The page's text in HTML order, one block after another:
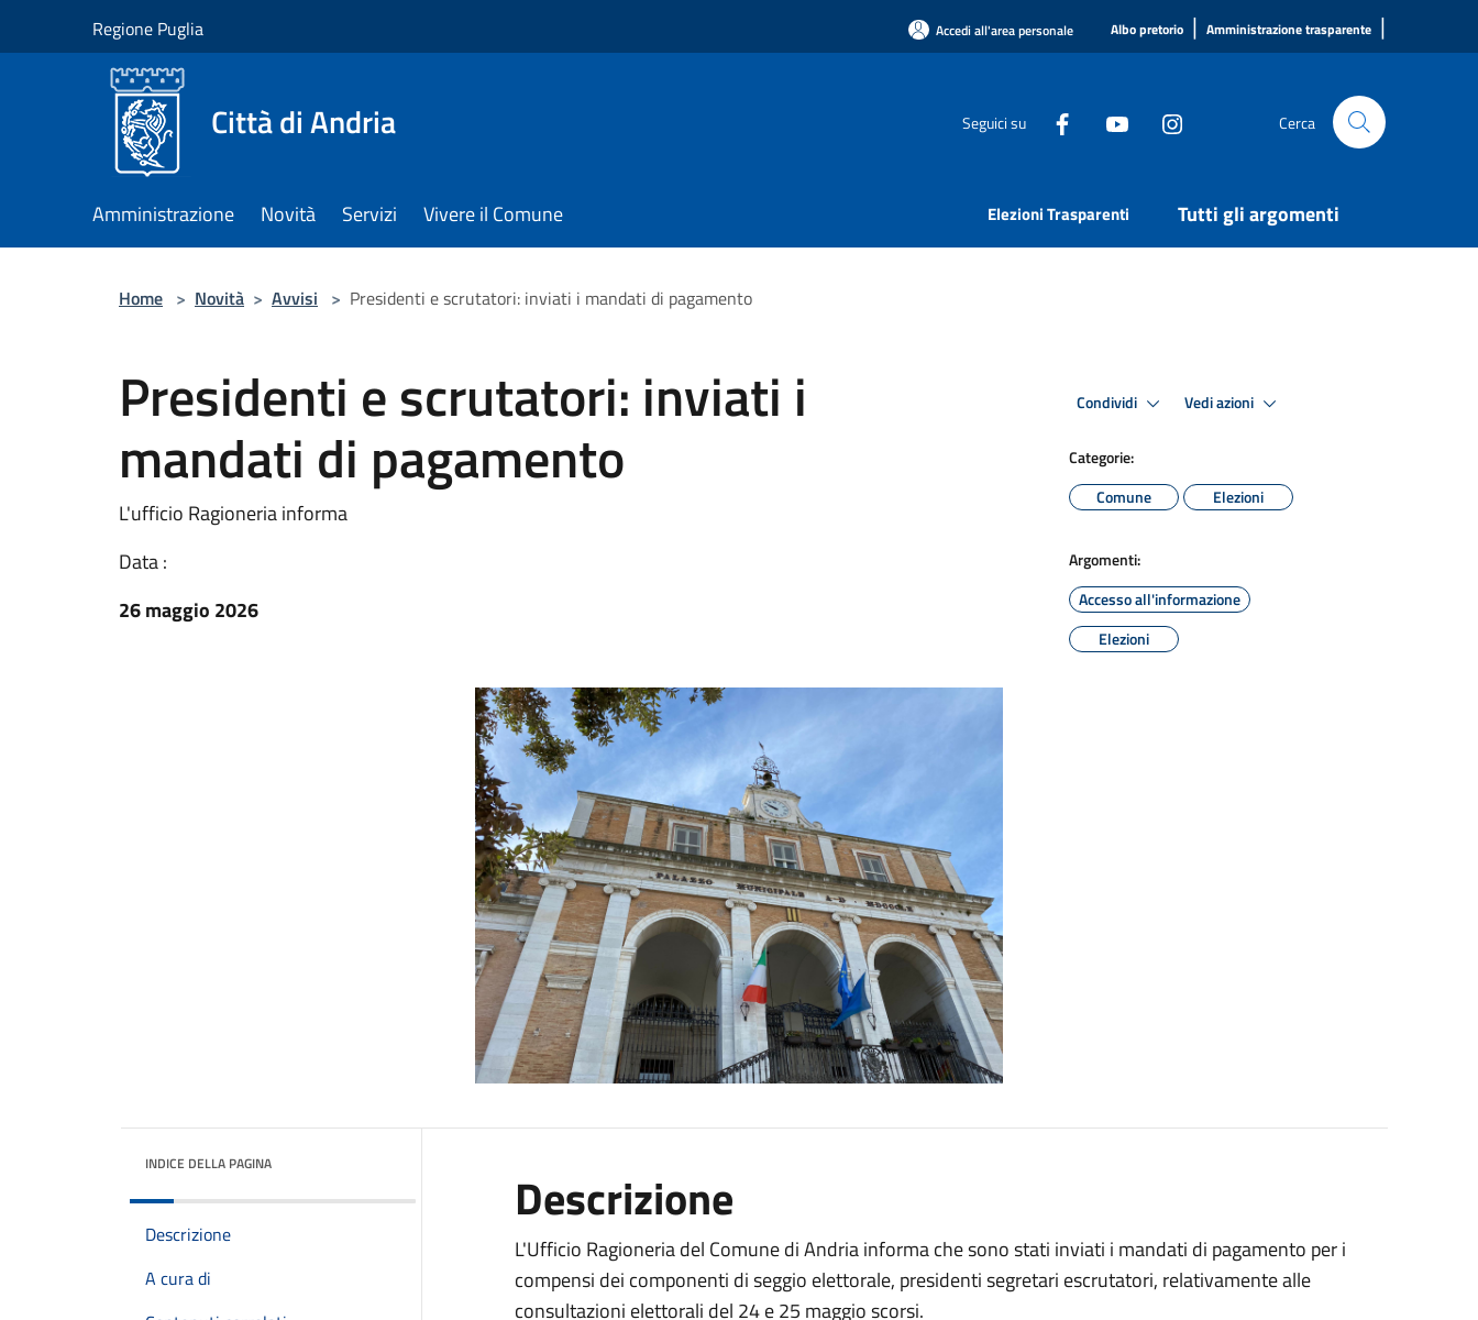
Regione Puglia Accedi all'area personale Albo pretorio | Amministrazione trasparente |
Città di Andria Seguici su Cerca
Amministrazione Novità Servizi Vivere il Comune Elezioni Trasparenti Tutti gli argomenti
Home > Novità > Avvisi > Presidenti e scrutatori: inviati i mandati di pagamento
Presidenti e scrutatori: inviati i
mandati di pagamento
L'ufficio Ragioneria informa
Data :
26 maggio 2026
Condividi Vedi azioni
Categorie:
Comune
Elezioni
Argomenti:
Accesso all'informazione
Elezioni
INDICE DELLA PAGINA
Descrizione
A cura di
Descrizione
L'Ufficio Ragioneria del Comune di Andria informa che sono stati inviati i mandati di pagamento per i
compensi dei componenti di seggio elettorale, presidenti segretari escrutatori, relativamente alle
consultazioni elettorali del 24 e 25 maggio scorsi.